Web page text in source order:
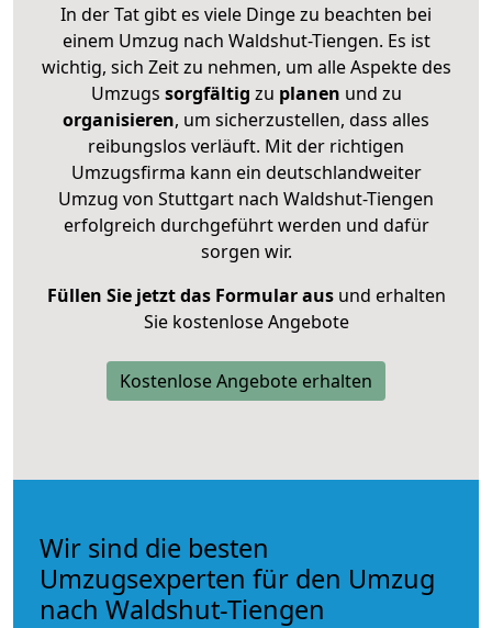
In der Tat gibt es viele Dinge zu beachten bei
einem Umzug nach Waldshut-Tiengen. Es ist
wichtig, sich Zeit zu nehmen, um alle Aspekte des
Umzugs sorgfältig zu planen und zu
organisieren, um sicherzustellen, dass alles
reibungslos verläuft. Mit der richtigen
Umzugsfirma kann ein deutschlandweiter
Umzug von Stuttgart nach Waldshut-Tiengen
erfolgreich durchgeführt werden und dafür
sorgen wir.
Füllen Sie jetzt das Formular ausund erhalten
Sie kostenlose Angebote
Kostenlose Angebote erhalten
Wir sind die besten
Umzugsexperten für den Umzug
nach Waldshut-Tiengen